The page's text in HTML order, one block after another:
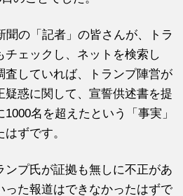
聞の「記者」の皆さんが、トラ
チェックし、ネットを検索し
査していれば、トランプ陣営が
疑惑に関して、宣誓供述書を提
名を超えたという「事実」
ずです。
ンプ氏が証拠も無しに不正があ
った報道はできなかったはずで